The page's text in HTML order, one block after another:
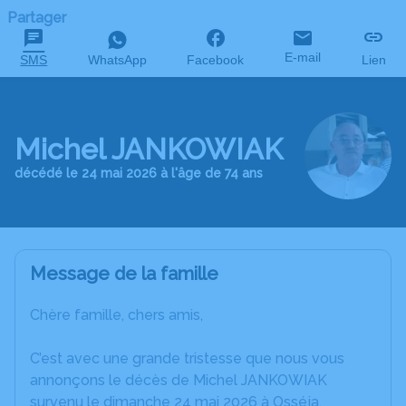
Partager
SMS WhatsApp Facebook E-mail Lien
Michel JANKOWIAK
décédé le 24 mai 2026 à l'âge de 74 ans
Message de la famille
Chère famille, chers amis,
C’est avec une grande tristesse que nous vous
annonçons le décès de Michel JANKOWIAK
survenu le dimanche 24 mai 2026 à Osséja.